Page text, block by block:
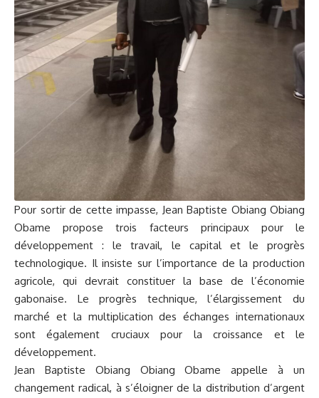
Pour sortir de cette impasse, Jean Baptiste Obiang Obiang
Obame propose trois facteurs principaux pour le
développement : le travail, le capital et le progrès
technologique. Il insiste sur l’importance de la production
agricole, qui devrait constituer la base de l’économie
gabonaise. Le progrès technique, l’élargissement du
marché et la multiplication des échanges internationaux
sont également cruciaux pour la croissance et le
développement.
Jean Baptiste Obiang Obiang Obame appelle à un
changement radical, à s’éloigner de la distribution d’argent